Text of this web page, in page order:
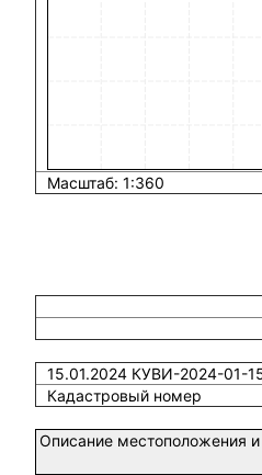
Масштаб: 1:360
15.01.2024 КУВИ-2024-01-
Кадастровый номер
Описание местоположения